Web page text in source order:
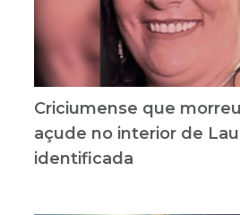
Criciumense que
açude no interior de
identificada